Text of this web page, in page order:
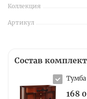
Коллекция
Артикул
Состав
168